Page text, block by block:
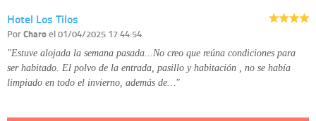
Hotel Los Tilos
PorCharoel 01/04/2025 17:44:54
"Estuve alojada la semana pasada...No creo que reúna condiciones para
ser habitado. El polvo de la entrada, pasillo y habitación , no se había
limpiado en todo el invierno, además de…"